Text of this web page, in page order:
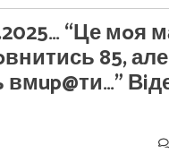
“Це мoя
85,
вмup@ти…”